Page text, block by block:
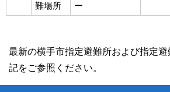
難場所
ー
最新の横手市指定避難所および指定
記をご参照ください。